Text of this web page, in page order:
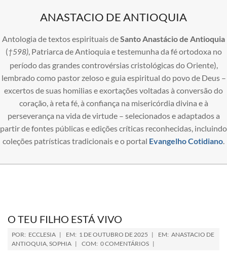
ANASTACIO DE ANTIOQUIA
Antologia de textos espirituais deSanto Anastácio de Antioquia
(†598), Patriarca de Antioquia e testemunha da fé ortodoxa no
período das grandes controvérsias cristológicas do Oriente),
lembrado como pastor zeloso e guia espiritual do povo de Deus –
excertos de suas homilias e exortações voltadas à conversão do
coração, à reta fé, à confiança na misericórdia divina e à
perseverança na vida de virtude – selecionados e adaptados a
partir de fontes públicas e edições críticas reconhecidas, incluindo
coleções patrísticas tradicionais e o portal Evangelho Cotidiano.
O TEU FILHO ESTÁ VIVO
POR: ECCLESIA EM: 1 DE OUTUBRO DE 2025 EM: ANASTACIO DE
ANTIOQUIA, SOPHIA COM: 0 COMENTÁRIOS